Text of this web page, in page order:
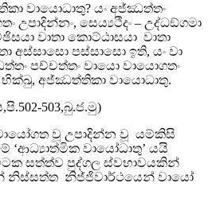
වායොධාතු? යං අජ්ඣත්තං
උපාදින්නං, සෙය්‍යථිදං – උද්ධඞ්ගමා
වාතා කොට්ඨාසයා වාතා
අස්සාසො පස්සාසො ඉති, යං වා
පච්චත්තං වායො වායොගතං
භික්ඛු, අජ්ඣත්තිකා වායොධාතු.
503,බු.ජ.මු)
වූ උපාදින්න වූ යම්කිසි
‘ආධ්‍යාත්මික වායෝධාතු’ යයි
සත්ත්ව පුද්ගල ස්වභාවයකින්
නිස්සත්ත නිජ්ජිවාර්ථයෙන් වායෝ